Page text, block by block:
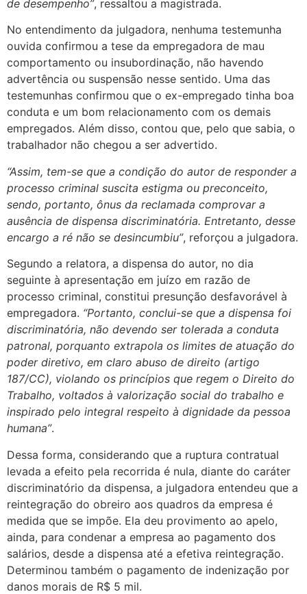
de desempenho”, ressaltou a magistrada.
No entendimento da julgadora, nenhuma testemunha
ouvida confirmou a tese da empregadora de mau
comportamento ou insubordinação, não havendo
advertência ou suspensão nesse sentido. Uma das
testemunhas confirmou que o ex-empregado tinha boa
conduta e um bom relacionamento com os demais
empregados. Além disso, contou que, pelo que sabia, o
trabalhador não chegou a ser advertido.
“Assim, tem-se que a condição do autor de responder a
processo criminal suscita estigma ou preconceito,
sendo, portanto, ônus da reclamada comprovar a
ausência de dispensa discriminatória. Entretanto, desse
encargo a ré não se desincumbiu”, reforçou a julgadora.
Segundo a relatora, a dispensa do autor, no dia
seguinte à apresentação em juízo em razão de
processo criminal, constitui presunção desfavorável à
empregadora. “Portanto, conclui-se que a dispensa foi
discriminatória, não devendo ser tolerada a conduta
patronal, porquanto extrapola os limites de atuação do
poder diretivo, em claro abuso de direito (artigo
187/CC), violando os princípios que regem o Direito do
Trabalho, voltados à valorização social do trabalho e
inspirado pelo integral respeito à dignidade da pessoa
humana”.
Dessa forma, considerando que a ruptura contratual
levada a efeito pela recorrida é nula, diante do caráter
discriminatório da dispensa, a julgadora entendeu que a
reintegração do obreiro aos quadros da empresa é
medida que se impõe. Ela deu provimento ao apelo,
ainda, para condenar a empresa ao pagamento dos
salários, desde a dispensa até a efetiva reintegração.
Determinou também o pagamento de indenização por
danos morais de R$ 5 mil.